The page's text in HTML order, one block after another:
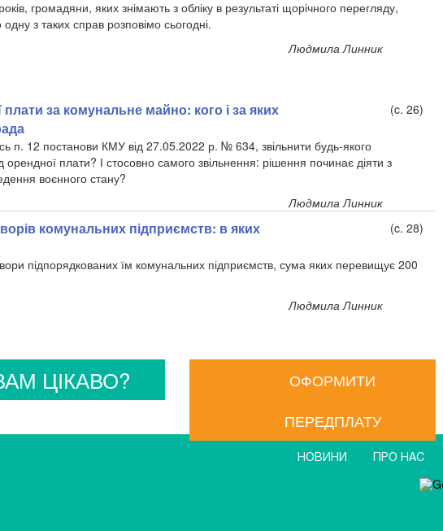
громадяни, яких знімають з обліку в результаті щорічного перегляду,
з таких справ розповімо сьогодні.
Людмила Линник
за комунальне майно: кого і за яких
(c. 26)
п. 12 постанови КМУ від 27.05.2022 р. № 634, звільнити будь-якого
плати? І стосовно самого звільнення: рішення починає діяти з
воєнного стану?
Людмила Линник
комунальних підприємств: в яких
(c. 28)
підпорядкованих їм комунальних підприємств, сума яких перевищує 200
Людмила Линник
ЦІКАВО?
ОФОРМИТИ
ПЕРЕДПЛАТУ
НОВИНИ ПРО НАС